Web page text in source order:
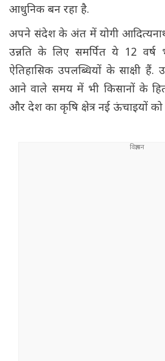
आधुनिक बन रहा है.
अपने संदेश के अंत में योगी
उन्नति के लिए समर्पित ये 12 वर्ष
ऐतिहासिक उपलब्धियों के साक्षी हैं.
आने वाले समय में भी किसानों के हित
और देश का कृषि क्षेत्र नई ऊंचाइयों को